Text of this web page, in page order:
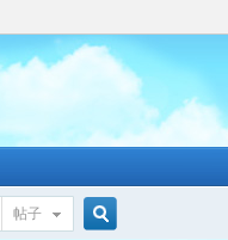
帖子